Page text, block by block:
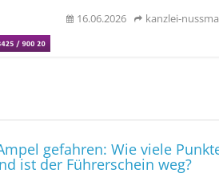
16.06.2026 kanzlei-
gefahren: Wie viele
ist der Führer­schein weg?